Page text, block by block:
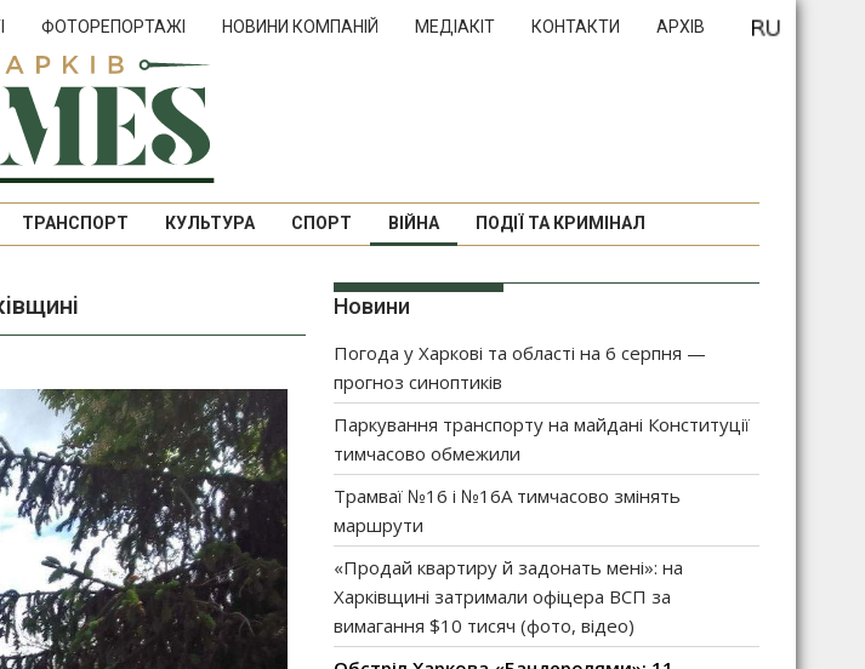
ФОТОРЕПОРТАЖІ НОВИНИ КОМПАНІЙ МЕДІАКІТ КОНТАКТИ АРХІВ
ТРАНСПОРТ КУЛЬТУРА СПОРТ ВІЙНА ПОДІЇ ТА КРИМІНАЛ
Новини
Погода у Харкові та області на 6 серпня —
прогноз синоптиків
Паркування транспорту на майдані Конституції
тимчасово обмежили
Трамваї №16 і №16А тимчасово змінять
маршрути
«Продай квартиру й задонать мені»: на
Харківщині затримали офіцера ВСП за
вимагання $10 тисяч (фото, відео)